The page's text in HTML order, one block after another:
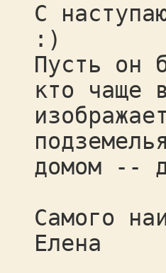
С
:)
Пусть он
кто чаще
домом --
Самого
Елена